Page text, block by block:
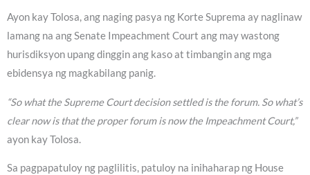
Ayon kay Tolosa, ang naging pasya ng Korte Suprema ay naglinaw
lamang na ang Senate Impeachment Court ang may wastong
hurisdiksyon upang dinggin ang kaso at timbangin ang mga
ebidensya ng magkabilang panig.
“So what the Supreme Court decision settled is the forum. So what’s
clear now is that the proper forum is now the Impeachment Court,”
ayon kay Tolosa.
Sa pagpapatuloy ng paglilitis, patuloy na inihaharap ng House